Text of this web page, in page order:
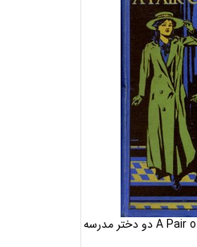
A Pair of Schoolgirls pdf دو دختر مدرسه